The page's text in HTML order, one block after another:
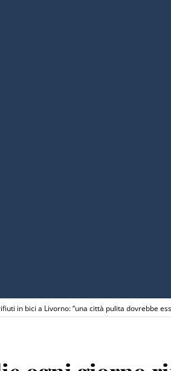
in bici a Livorno: “una città pulita dovrebbe